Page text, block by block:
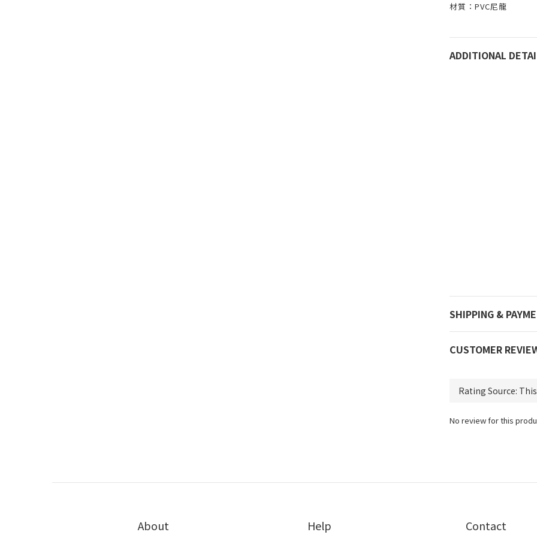
材質：PVC尼龍
ADDITIONAL
SHIPPING &
CUSTOMER
No review for this
About Help Contact